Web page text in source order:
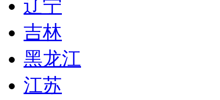
辽宁
吉林
黑龙江
江苏